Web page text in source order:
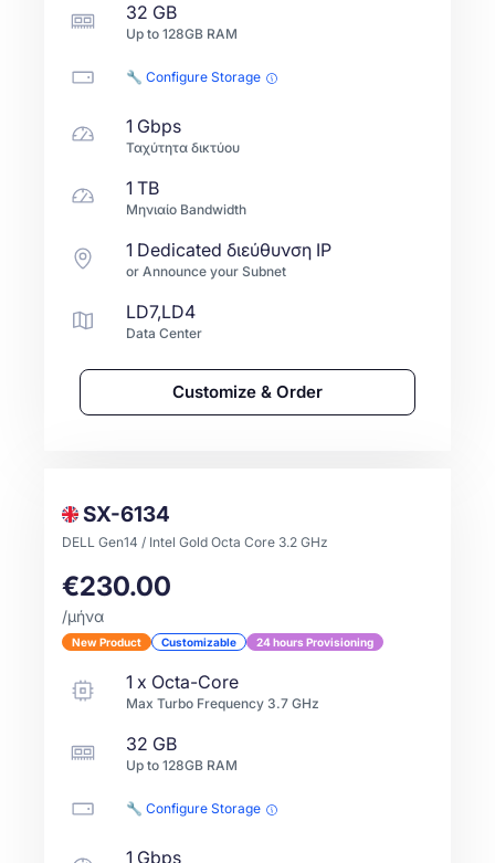
32 GB
Up to 128GB RAM
🔧 Configure Storage
1 Gbps
Ταχύτητα δικτύου
1 TB
Μηνιαίο Bandwidth
1 Dedicated διεύθυνση IP
or Announce your Subnet
LD7,LD4
Data Center
Customize & Order
SX-6134
DELL Gen14 / Intel Gold Octa Core 3.2 GHz
€230.00
/μήνα
New Product Customizable 24 hours Provisioning
1 x Octa-Core
Max Turbo Frequency 3.7 GHz
32 GB
Up to 128GB RAM
🔧 Configure Storage
1 Gbps